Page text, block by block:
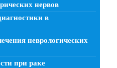
нервов
в
неврологических
при раке